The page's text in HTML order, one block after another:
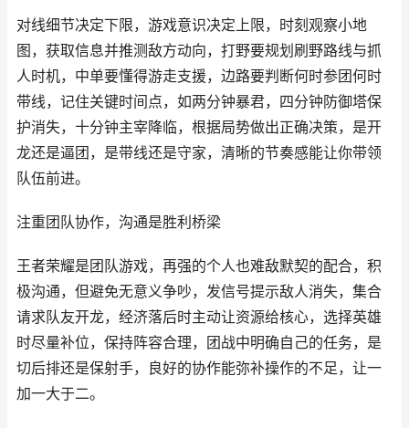
对线细节决定下限，游戏意识决定上限，时刻观察小地
图，获取信息并推测敌方动向，打野要规划刷野路线与抓
人时机，中单要懂得游走支援，边路要判断何时参团何时
带线，记住关键时间点，如两分钟暴君，四分钟防御塔保
护消失，十分钟主宰降临，根据局势做出正确决策，是开
龙还是逼团，是带线还是守家，清晰的节奏感能让你带领
队伍前进。
注重团队协作，沟通是胜利桥梁
王者荣耀是团队游戏，再强的个人也难敌默契的配合，积
极沟通，但避免无意义争吵，发信号提示敌人消失，集合
请求队友开龙，经济落后时主动让资源给核心，选择英雄
时尽量补位，保持阵容合理，团战中明确自己的任务，是
切后排还是保射手，良好的协作能弥补操作的不足，让一
加一大于二。